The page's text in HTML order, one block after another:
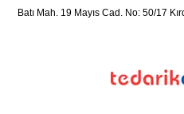
Batı Mah. 19 Mayıs Cad. No: 50/17